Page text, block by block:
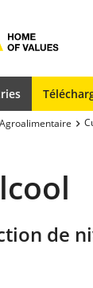
Agroalimentaire
de